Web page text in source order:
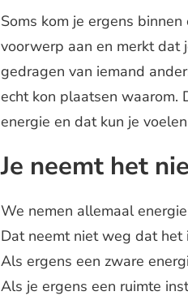
Soms kom je ergens
voorwerp aan en merkt dat
gedragen van iemand
echt kon plaatsen waarom.
energie en dat kun je
Je neemt het
We nemen allemaal
Dat neemt niet weg dat het
Als ergens een zware
Als je ergens een ruimte